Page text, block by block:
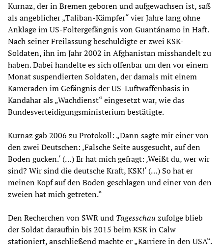
Kurnaz, der in Bremen geboren und aufgewachsen ist, saß
als angeblicher „Taliban-Kämpfer“ vier Jahre lang ohne
Anklage im US-Foltergefängnis von Guantánamo in Haft.
Nach seiner Freilassung beschuldigte er zwei KSK-
Soldaten, ihn im Jahr 2002 in Afghanistan misshandelt zu
haben. Dabei handelte es sich offenbar um den vor einem
Monat suspendierten Soldaten, der damals mit einem
Kameraden im Gefängnis der US-Luftwaffenbasis in
Kandahar als „Wachdienst“ eingesetzt war, wie das
Bundesverteidigungsministerium bestätigte.
Kurnaz gab 2006 zu Protokoll: „Dann sagte mir einer von
den zwei Deutschen: ‚Falsche Seite ausgesucht, auf den
Boden gucken.‘ (…) Er hat mich gefragt: ‚Weißt du, wer wir
sind? Wir sind die deutsche Kraft, KSK!‘ (…) So hat er
meinen Kopf auf den Boden geschlagen und einer von den
zweien hat mich getreten.“
Den Recherchen von SWR und Tagesschau zufolge blieb
der Soldat daraufhin bis 2015 beim KSK in Calw
stationiert, anschließend machte er „Karriere in den USA“.